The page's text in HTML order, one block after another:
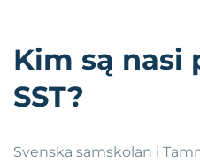
Kim są nasi
SST?
Svenska samskolan i